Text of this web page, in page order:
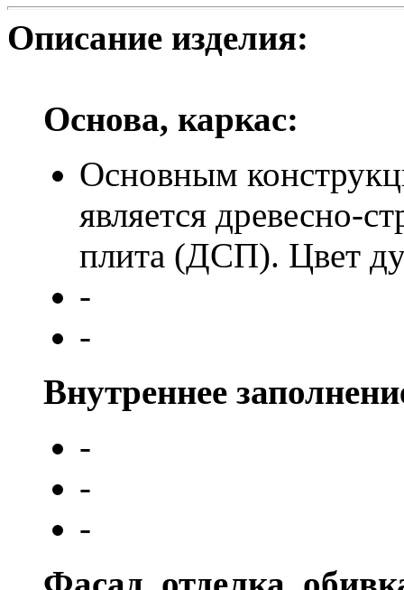
Описание изделия:
Основа, каркас:
Основным
является древесно-
плита (ДСП). Цвет
-
-
Внутреннее
-
-
-